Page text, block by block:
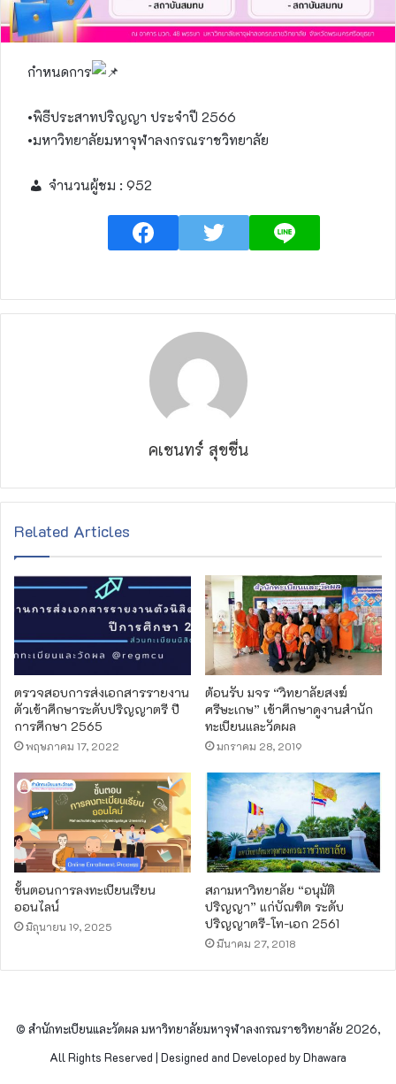
กำหนดการ
•พิธีประสาทปริญญา ประจำปี 2566
•มหาวิทยาลัยมหาจุฬาลงกรณราชวิทยาลัย
จำนวนผู้ชม : 952
คเชนทร์ สุขชื่น
Related Articles
ตรวจสอบการส่งเอกสารรายงาน
ตัวเข้าศึกษาระดับปริญญาตรี ปี
การศึกษา 2565
พฤษภาคม 17, 2022
ต้อนรับ มจร “วิทยาลัยสงฆ์
ศรีษะเกษ” เข้าศึกษาดูงานสำนัก
ทะเบียนและวัดผล
มกราคม 28, 2019
ขั้นตอนการลงทะเบียนเรียน
ออนไลน์
มิถุนายน 19, 2025
สภามหาวิทยาลัย “อนุมัติ
ปริญญา” แก่บัณฑิต ระดับ
ปริญญาตรี-โท-เอก 2561
มีนาคม 27, 2018
© สำนักทะเบียนและวัดผล มหาวิทยาลัยมหาจุฬาลงกรณราชวิทยาลัย 2026,
All Rights Reserved | Designed and Developed by Dhawara